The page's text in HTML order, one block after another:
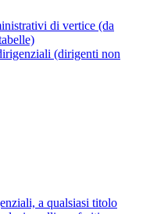
di vertice (da
(dirigenti non
a qualsiasi titolo